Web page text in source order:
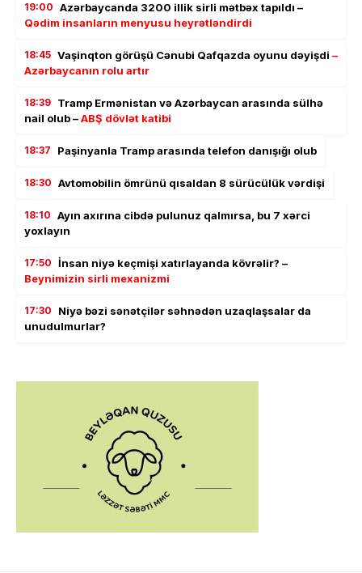
19:00 Azərbaycanda 3200 illik sirli mətbəx tapıldı –
Qədim insanların menyusu heyrətləndirdi
18:45 Vaşinqton görüşü Cənubi Qafqazda oyunu dəyişdi –
Azərbaycanın rolu artır
18:39 Tramp Ermənistan və Azərbaycan arasında sülhə
nail olub –ABŞ dövlət katibi
18:37 Paşinyanla Tramp arasında telefon danışığı olub
18:30 Avtomobilin ömrünü qısaldan 8 sürücülük vərdişi
18:10 Ayın axırına cibdə pulunuz qalmırsa, bu 7 xərci
yoxlayın
17:50 İnsan niyə keçmişi xatırlayanda kövrəlir? –
Beynimizin sirli mexanizmi
17:30
Niyə bəzi sənətçilər səhnədən uzaqlaşsalar da
unudulmurlar?